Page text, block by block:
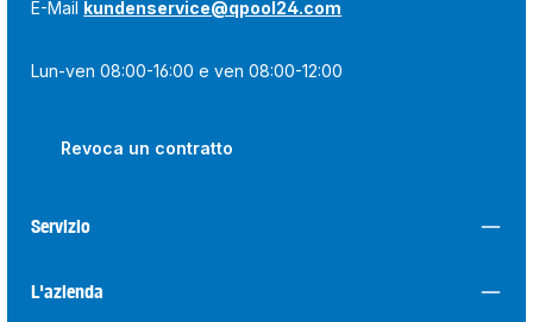
E-Mail kundenservice@qpool24.com
Lun-ven 08:00-16:00 e ven 08:00-12:00
Revoca un contratto
Servizio
L'azienda